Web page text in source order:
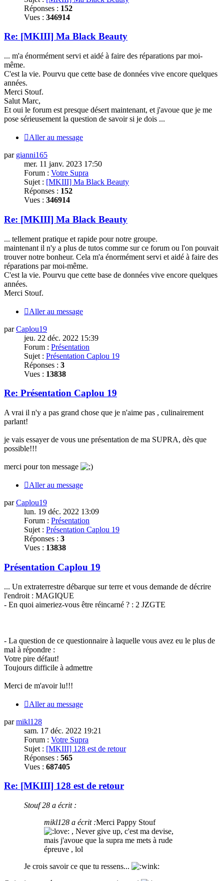
Réponses : 152
Vues : 346914
Re: [MKIII] Ma Black Beauty
... m'a énormément servi et aidé à faire des réparations par moi-
même.
C'est la vie. Pourvu que cette base de données vive encore quelques
années.
Merci Stouf.
Salut Marc,
Et oui le forum est presque désert maintenant, et j'avoue que je me
pose sérieusement la question de savoir si je dois ...
Aller au message
par gianni165
mer. 11 janv. 2023 17:50
Forum : Votre Supra
Sujet : [MKIII] Ma Black Beauty
Réponses : 152
Vues : 346914
Re: [MKIII] Ma Black Beauty
... tellement pratique et rapide pour notre groupe.
maintenant il n'y a plus de tutos comme sur ce forum ou l'on pouvait
trouver notre bonheur. Cela m'a énormément servi et aidé à faire des
réparations par moi-même.
C'est la vie. Pourvu que cette base de données vive encore quelques
années.
Merci Stouf.
Aller au message
parCaplou19
jeu. 22 déc. 2022 15:39
Forum : Présentation
Sujet : Présentation Caplou 19
Réponses : 3
Vues : 13838
Re: Présentation Caplou 19
A vrai il n'y a pas grand chose que je n'aime pas , culinairement
parlant!
je vais essayer de vous une présentation de ma SUPRA, dès que
possible!!!
merci pour ton message
Aller au message
parCaplou19
lun. 19 déc. 2022 13:09
Forum : Présentation
Sujet : Présentation Caplou 19
Réponses : 3
Vues : 13838
Présentation Caplou 19
... Un extraterrestre débarque sur terre et vous demande de décrire
l'endroit : MAGIQUE
- En quoi aimeriez-vous être réincarné ? : 2 JZGTE
- La question de ce questionnaire à laquelle vous avez eu le plus de
mal à répondre :
Votre pire défaut!
Toujours difficile à admettre
Merci de m'avoir lu!!!
Aller au message
parmikl128
sam. 17 déc. 2022 19:21
Forum : Votre Supra
Sujet : [MKIII] 128 est de retour
Réponses : 565
Vues : 687405
Re: [MKIII] 128 est de retour
Stouf 28 a écrit :
mikl128 a écrit :Merci Pappy Stouf
, Never give up, c'est ma devise,
mais j'avoue que la supra me mets à rude
épreuve , lol
Je crois savoir ce que tu ressens...